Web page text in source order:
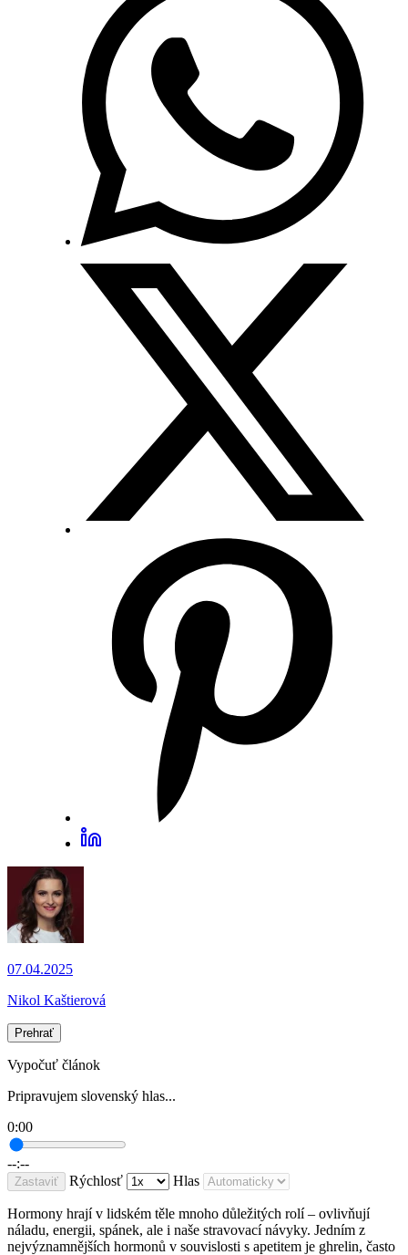
07.04.2025
Nikol Kaštierová
Prehrať
Vypočuť článok
Pripravujem slovenský hlas...
0:00
--:--
Zastaviť Rýchlosť Hlas
Hormony hrají v lidském těle mnoho důležitých rolí – ovlivňují
náladu, energii, spánek, ale i naše stravovací návyky. Jedním z
nejvýznamnějších hormonů v souvislosti s apetitem je ghrelin, často